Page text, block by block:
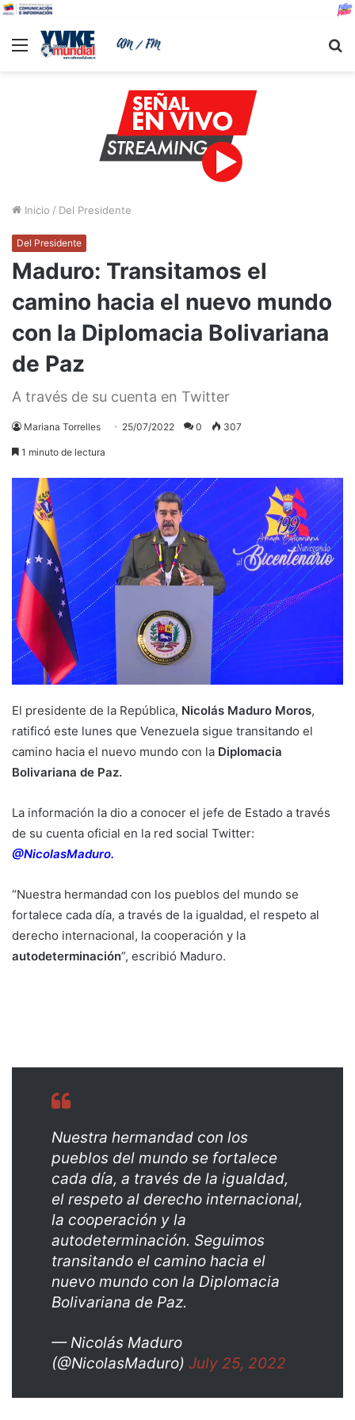
Menu
Inicio / Del Presidente
Del Presidente
Maduro: Transitamos el
camino hacia el nuevo mundo
con la Diplomacia Bolivariana
de Paz
A través de su cuenta en Twitter
Mariana Torrelles 25/07/2022 0 307
1 minuto de lectura
El presidente de la República, Nicolás Maduro Moros,
ratificó este lunes que Venezuela sigue transitando el
camino hacia el nuevo mundo con la Diplomacia
Bolivariana de Paz.
La información la dio a conocer el jefe de Estado a través
de su cuenta oficial en la red social Twitter:
@NicolasMaduro.
“Nuestra hermandad con los pueblos del mundo se
fortalece cada día, a través de la igualdad, el respeto al
derecho internacional, la cooperación y la
autodeterminación”, escribió Maduro.
Nuestra hermandad con los
pueblos del mundo se fortalece
cada día, a través de la igualdad,
el respeto al derecho internacional,
la cooperación y la
autodeterminación. Seguimos
transitando el camino hacia el
nuevo mundo con la Diplomacia
Bolivariana de Paz.
— Nicolás Maduro
(@NicolasMaduro) July 25, 2022